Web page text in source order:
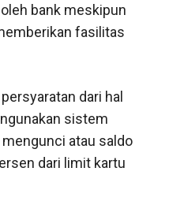
bank meskipun
fasilitas
dari hal
sistem
atau saldo
dari limit kartu